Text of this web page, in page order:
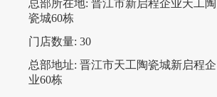
总部所在地: 晋江市新启程企业天工陶
瓷城60栋
门店数量: 30
总部地址: 晋江市天工陶瓷城新启程企
业60栋